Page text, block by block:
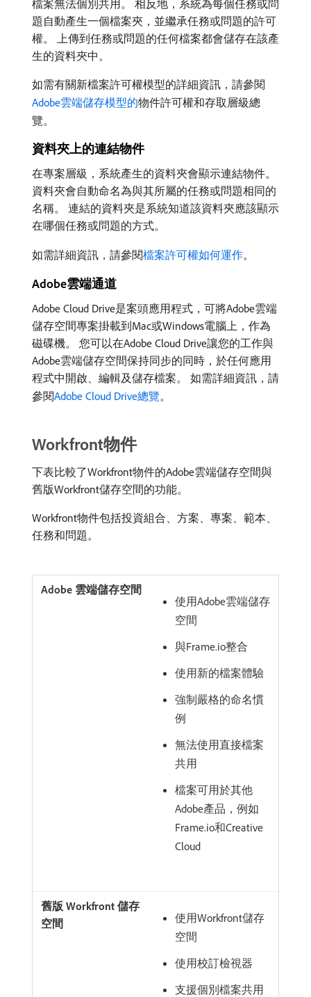
檔案無法個別共用。 相反地，系統為每個任務或問
題自動產生一個檔案夾，並繼承任務或問題的許可
權。 上傳到任務或問題的任何檔案都會儲存在該產
生的資料夾中。
如需有關新檔案許可權模型的詳細資訊，請參閱
Adobe雲端儲存模型的物件許可權和存取層級總
覽。
資料夾上的連結物件
在專案層級，系統產生的資料夾會顯示連結物件。
資料夾會自動命名為與其所屬的任務或問題相同的
名稱。 連結的資料夾是系統知道該資料夾應該顯示
在哪個任務或問題的方式。
如需詳細資訊，請參閱檔案許可權如何運作。
Adobe雲端通道
Adobe Cloud Drive是案頭應用程式，可將Adobe雲端
儲存空間專案掛載到Mac或Windows電腦上，作為
磁碟機。 您可以在Adobe Cloud Drive讓您的工作與
Adobe雲端儲存空間保持同步的同時，於任何應用
程式中開啟、編輯及儲存檔案。 如需詳細資訊，請
參閱Adobe Cloud Drive總覽。
Workfront物件
下表比較了Workfront物件的Adobe雲端儲存空間與
舊版Workfront儲存空間的功能。
Workfront物件包括投資組合、方案、專案、範本、
任務和問題。
使用Adobe雲端儲存
空間
與Frame.io整合
使用新的檔案體驗
強制嚴格的命名慣
例
無法使用直接檔案
共用
檔案可用於其他
Adobe產品，例如
Frame.io和Creative
Cloud
使用Workfront儲存
空間
使用校訂檢視器
支援個別檔案共用